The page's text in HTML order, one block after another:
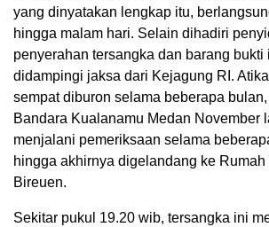
yang dinyatakan lengkap itu,
hingga malam hari. Selain dihadiri
penyerahan tersangka dan barang bukti
didampingi jaksa dari Kejagung RI.
sempat diburon selama beberapa
Bandara Kualanamu Medan November
menjalani pemeriksaan selama
hingga akhirnya digelandang ke Rumah
Bireuen.
Sekitar pukul 19.20 wib, tersangka ini